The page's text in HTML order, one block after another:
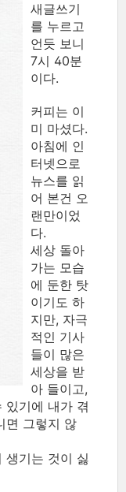
새글쓰기
를 누르고
언듯 보니
7시 40분
이다.
커피는 이
미 마셨다.
아침에 인
터넷으로
뉴스를 읽
어 본건 오
랜만이었
다.
세상 돌아
가는 모습
에 둔한 탓
이기도 하
지만, 자극
적인 기사
들이 많은
세상을 받
아 들이고,
있기에 내가 겪
면 그렇지 않
생기는 것이 싫